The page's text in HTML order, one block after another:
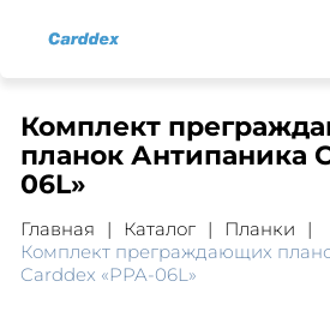
Комплект
планок Антипаника
06L»
Главная Каталог
Планки
Комплект преграждающих
Carddex «PPA-06L»